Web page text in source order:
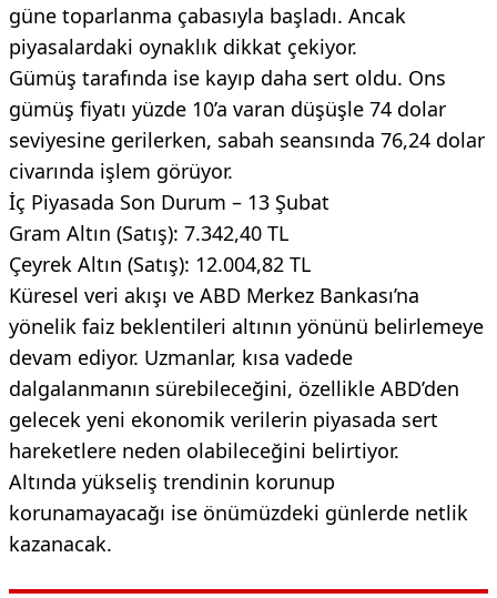
güne toparlanma çabasıyla başladı. Ancak
piyasalardaki oynaklık dikkat çekiyor.
Gümüş tarafında ise kayıp daha sert oldu. Ons
gümüş fiyatı yüzde 10’a varan düşüşle 74 dolar
seviyesine gerilerken, sabah seansında 76,24 dolar
civarında işlem görüyor.
İç Piyasada Son Durum – 13 Şubat
Gram Altın (Satış): 7.342,40 TL
Çeyrek Altın (Satış): 12.004,82 TL
Küresel veri akışı ve ABD Merkez Bankası’na
yönelik faiz beklentileri altının yönünü belirlemeye
devam ediyor. Uzmanlar, kısa vadede
dalgalanmanın sürebileceğini, özellikle ABD’den
gelecek yeni ekonomik verilerin piyasada sert
hareketlere neden olabileceğini belirtiyor.
Altında yükseliş trendinin korunup
korunamayacağı ise önümüzdeki günlerde netlik
kazanacak.